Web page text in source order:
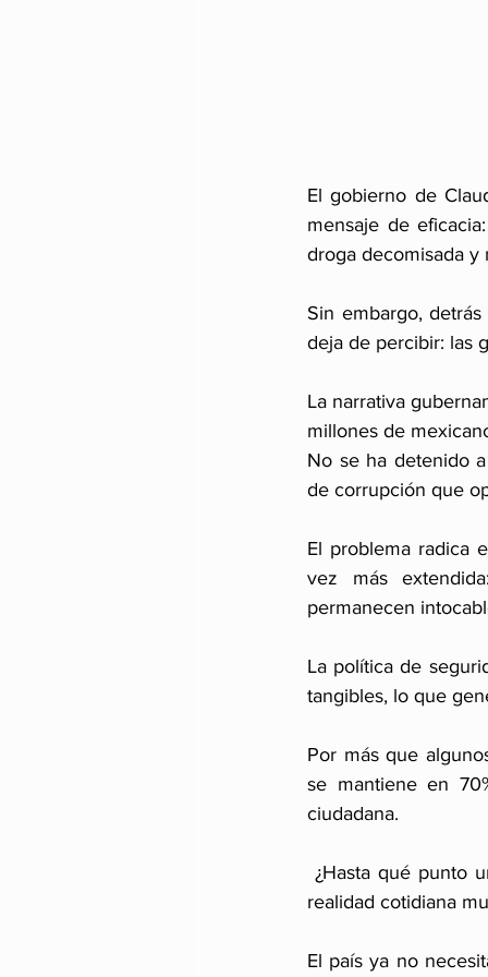
El gobierno de
mensaje de
droga decomisada y
Sin embargo,
deja de percibir: las
La narrativa
millones de
No se ha detenido
de corrupción que
El problema radica
vez más
permanecen
La política de
tangibles, lo que
Por más que
se mantiene en
ciudadana.
¿Hasta qué punto un discurso de patriotismo o soberanía vacío logra convencer, cuando la
realidad cotidiana
El país ya no